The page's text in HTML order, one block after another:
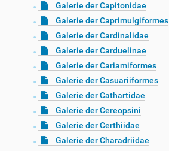
Galerie der Capitonidae
Galerie der Caprimulgiformes
Galerie der Cardinalidae
Galerie der Carduelinae
Galerie der Cariamiformes
Galerie der Casuariiformes
Galerie der Cathartidae
Galerie der Cereopsini
Galerie der Certhiidae
Galerie der Charadriidae